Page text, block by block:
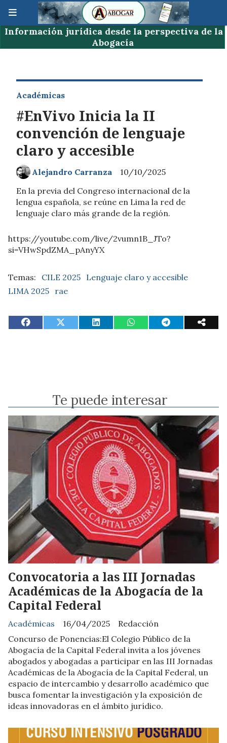
Información jurídica desde la perspectiva de la
Abogacía
#EnVivo Inicia la II
convención de lenguaje
claro y accesible
En la previa del Congreso internacional de la
lengua española, se reúne en Lima la red de
lenguaje claro más grande de la región.
Académicas
10/10/2025
Alejandro Carranza
https://youtube.com/live/2vumn1B_JTo?
si=VHwSpdZMA_pAnyYX
CILE 2025 Lenguaje claro y accesible
LIMA 2025 rae
Te puede interesar
Convocatoria a las III Jornadas
Académicas de la Abogacía de la
Capital Federal
Redacción
Académicas
16/04/2025
Concurso de Ponencias:El Colegio Público de la
Abogacía de la Capital Federal invita a los jóvenes
abogados y abogadas a participar en las III Jornadas
Académicas de la Abogacía de la Capital Federal, un
espacio de intercambio y desarrollo académico que
busca fomentar la investigación y la exposición de
ideas innovadoras en el ámbito jurídico.